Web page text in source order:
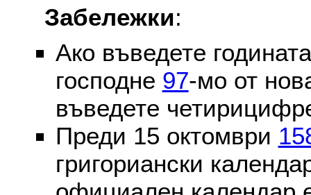
Забележки:
Ако въведете
господне 97-мо от
въведете
Преди 15 октомври
григориански